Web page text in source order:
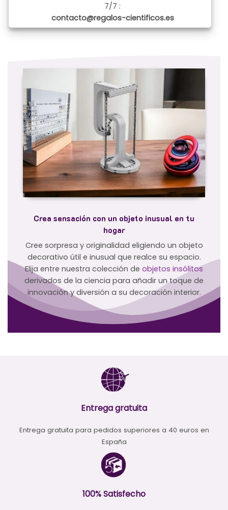
7/7 :
contacto@regalos-cientificos.es
Crea sensación con un objeto inusual en tu
hogar
Cree sorpresa y originalidad eligiendo un objeto
decorativo útil e inusual que realce su espacio.
Elija entre nuestra colección de objetos insólitos
derivados de la ciencia para añadir un toque de
innovación y diversión a su decoración interior.
Entrega gratuita
Entrega gratuita para pedidos superiores a 40 euros en
España
100% Satisfecho